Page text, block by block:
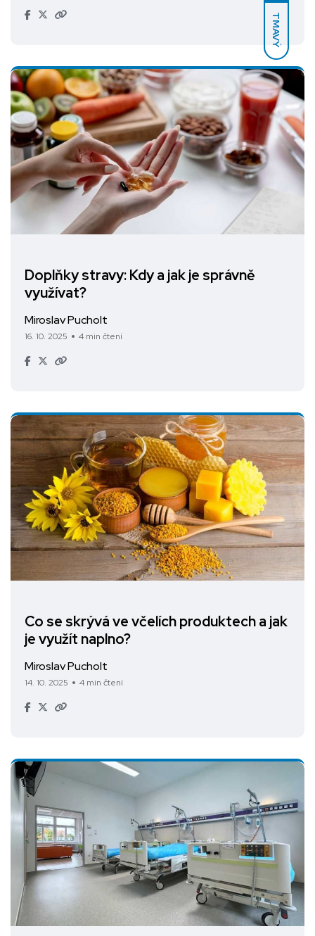
TMAVÝ
Doplňky stravy: Kdy a jak je správně
využívat?
Miroslav Pucholt
16. 10. 2025 4 min čtení
Co se skrývá ve včelích produktech a jak
je využít naplno?
Miroslav Pucholt
14. 10. 2025 4 min čtení